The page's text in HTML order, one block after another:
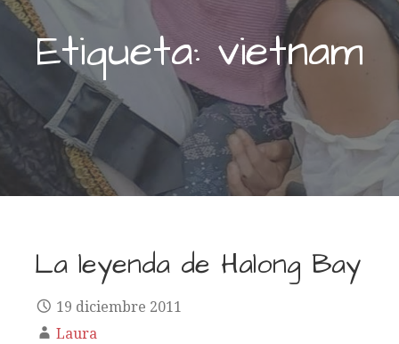
Etiqueta: vietnam
La leyenda de Halong Bay
19 diciembre 2011
Laura